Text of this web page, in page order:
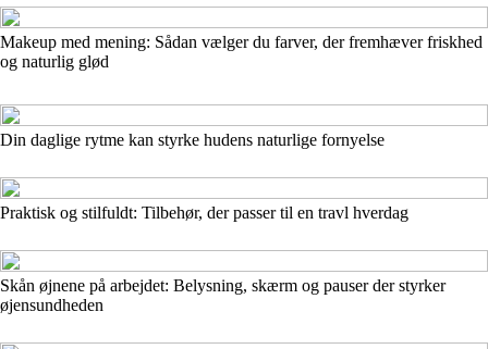
Makeup med mening: Sådan vælger du farver, der fremhæver friskhed
og naturlig glød
Din daglige rytme kan styrke hudens naturlige fornyelse
Praktisk og stilfuldt: Tilbehør, der passer til en travl hverdag
Skån øjnene på arbejdet: Belysning, skærm og pauser der styrker
øjensundheden